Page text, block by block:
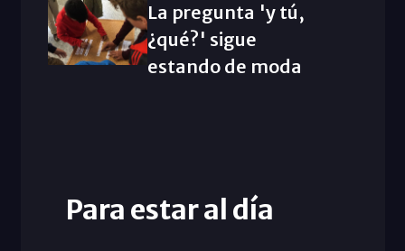
La pregunta 'y tú,
¿qué?' sigue
estando de moda
Para estar al día